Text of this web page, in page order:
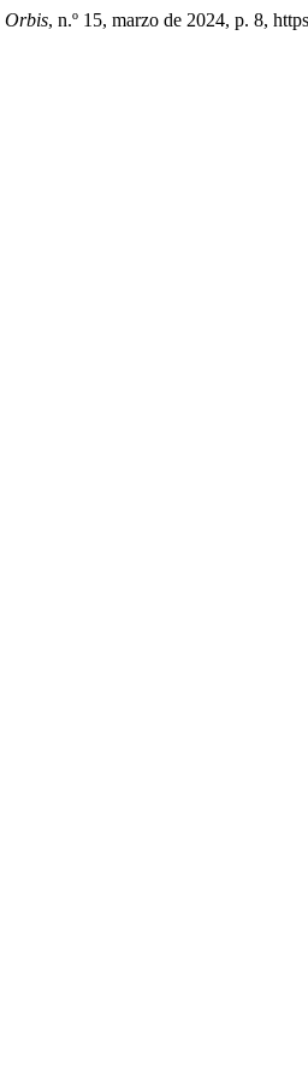
Orbis, n.º 15, marzo de 2024, p. 8,